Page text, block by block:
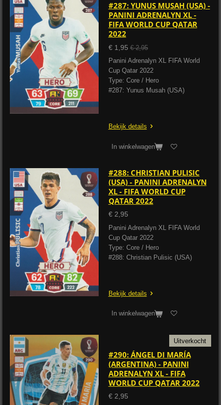
#287: YUNUS MUSAH (USA) -
PANINI ADRENALYN XL -
FIFA WORLD CUP QATAR
2022
€ 1,95 € 2,95
Panini Adrenalyn XL FIFA World
Cup Qatar 2022
Type: Core / Hero
#287: Yunus Musah (USA)
Bekijk details
In winkelwagen
#288: CHRISTIAN PULISIC
(USA) - PANINI ADRENALYN
XL - FIFA WORLD CUP
QATAR 2022
€ 2,95
Panini Adrenalyn XL FIFA World
Cup Qatar 2022
Type: Core / Hero
#288: Christian Pulisic (USA)
Bekijk details
In winkelwagen
Uitverkocht
#290: ÁNGEL DI MARÍA
(ARGENTINA) - PANINI
ADRENALYN XL - FIFA
WORLD CUP QATAR 2022
€ 2,95